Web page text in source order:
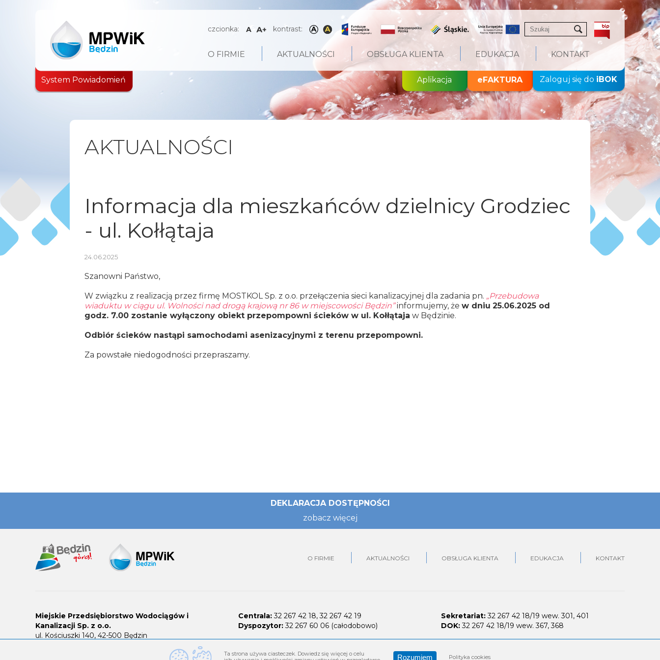
czcionka: kontrast:
O FIRMIE AKTUALNOŚCI OBSŁUGA KLIENTA EDUKACJA KONTAKT
System Powiadomień Aplikacja eFAKTURA Zaloguj się do iBOK
AKTUALNOŚCI
Informacja dla mieszkańców dzielnicy Grodziec
- ul. Kołłątaja
24.06.2025
Szanowni Państwo,
W związku z realizacją przez firmę MOSTKOL Sp. z o.o. przełączenia sieci kanalizacyjnej dla zadania pn. „Przebudowa
wiaduktu w ciągu ul. Wolności nad drogą krajową nr 86 w miejscowości Będzin”informujemy, że w dniu 25.06.2025 od
godz. 7.00 zostanie wyłączony obiekt przepompowni ścieków w ul. Kołłątaja w Będzinie.
Odbiór ścieków nastąpi samochodami asenizacyjnymi z terenu przepompowni.
Za powstałe niedogodności przepraszamy.
DEKLARACJA DOSTĘPNOŚCI
zobacz więcej
O FIRMIE AKTUALNOŚCI OBSŁUGA KLIENTA EDUKACJA KONTAKT
Miejskie Przedsiębiorstwo Wodociągów i
Kanalizacji Sp. z o.o.
ul. Kościuszki 140, 42-500 Będzin
Centrala:32 267 42 18, 32 267 42 19
Dyspozytor:32 267 60 06 (całodobowo)
Sekretariat:32 267 42 18/19 wew. 301, 401
DOK:32 267 42 18/19 wew. 367, 368
Ta strona używa ciasteczek. Dowiedz się więcej o celu
Rozumiem Polityka cookies